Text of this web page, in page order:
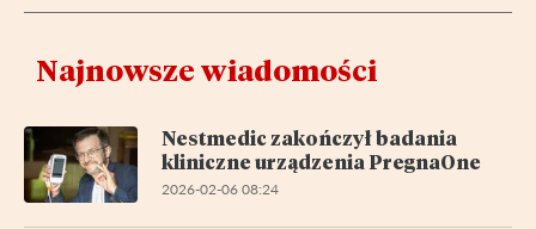
Najnowsze wiadomości
Nestmedic zakończył badania
kliniczne urządzenia PregnaOne
2026-02-06 08:24